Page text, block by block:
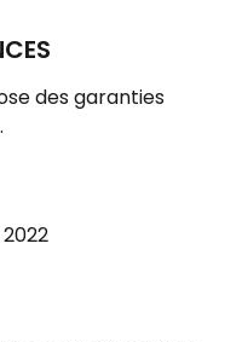
des garanties